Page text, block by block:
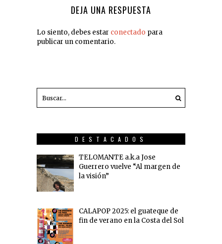
DEJA UNA RESPUESTA
Lo siento, debes estar conectado para
publicar un comentario.
DESTACADOS
TELOMANTE a.k.a Jose
Guerrero vuelve “Al margen de
la visión”
CALAPOP 2025: el guateque de
fin de verano en la Costa del Sol